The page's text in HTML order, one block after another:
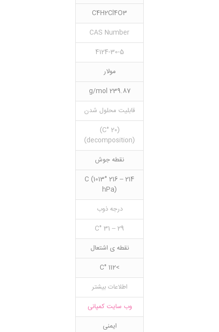
C4H2Cl4O3
CAS Number
4124-30-5
مولار
239.87 g/mol
قابلیت محلول شدن
(20 °C)
(decomposition)
نقطه جوش
214 – 216 °C (1013
hPa)
درجه ذوب
29 – 31 °C
نقطه ی اشتعال
>112 °C
اطلاعات بیشتر
وب سایت کمپانی
ایمنی